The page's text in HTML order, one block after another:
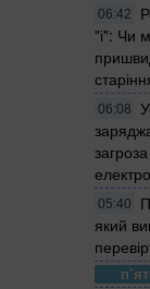
06:42
"і": Чи
06:08
05:40
який